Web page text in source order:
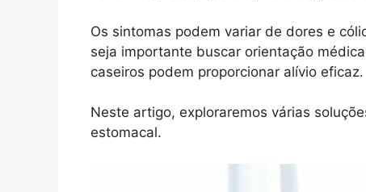
Os sintomas podem variar de dores e
seja importante buscar orientação
caseiros podem proporcionar alívio eficaz.
Neste artigo, exploraremos várias
estomacal.